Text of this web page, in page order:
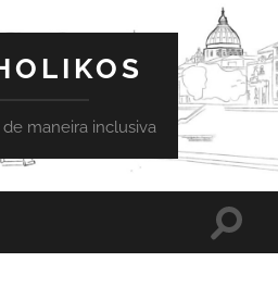
maneira inclusiva
Toggle